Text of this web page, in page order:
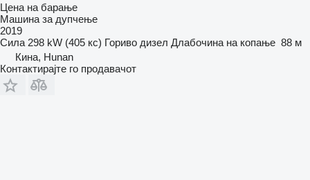
Цена на барање
Машина за дупчење
2019
Сила 298 kW (405 кс) Гориво дизел Длабочина на копање 88 м
Кина, Hunan
Контактирајте го продавачот